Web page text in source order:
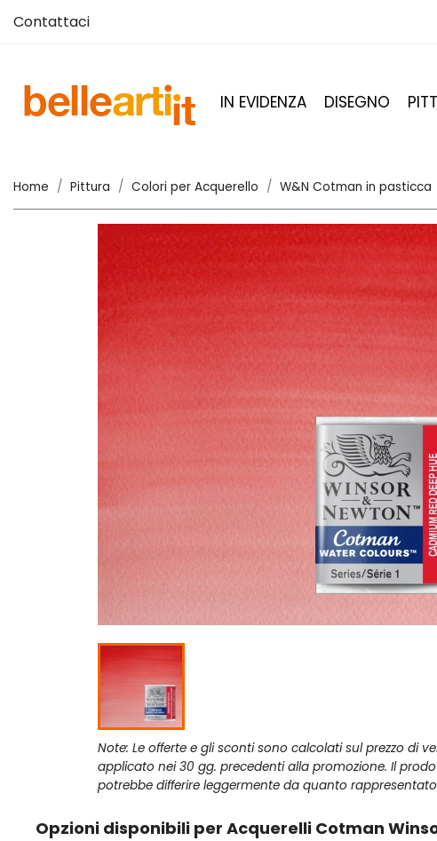
Contattaci
IN EVIDENZA DISEGNO
Home Pittura Colori per Acquerello W&N Cotman in pasticca
Note: Le offerte e gli sconti sono calcolati sul prezzo di
applicato nei 30 gg. precedenti alla promozione. Il
potrebbe differire leggermente da quanto
Opzioni disponibili per Acquerelli Cotman